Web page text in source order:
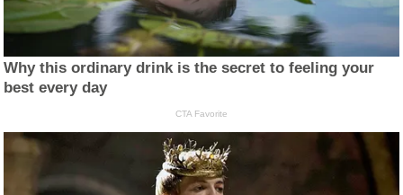
Why this ordinary drink is the secret to feeling your
best every day
CTA Favorite